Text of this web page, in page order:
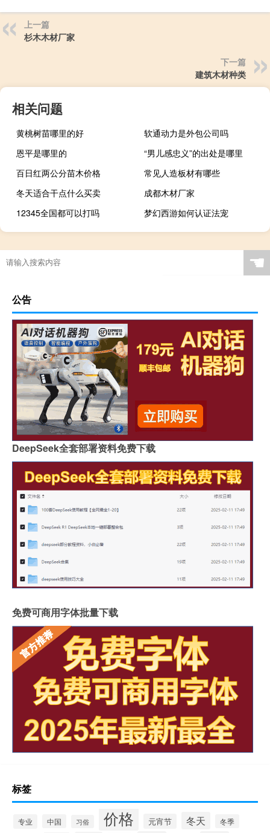
上一篇
杉木木材厂家
下一篇
建筑木材种类
相关问题
黄桃树苗哪里的好
软通动力是外包公司吗
恩平是哪里的
“男儿感忠义”的出处是哪里
百日红两公分苗木价格
常见人造板材有哪些
冬天适合干点什么买卖
成都木材厂家
12345全国都可以打吗
梦幻西游如何认证法宠
☚
公告
DeepSeek全套部署资料免费下载
免费可商用字体批量下载
标签
专业 中国 习俗 价格 元宵节 冬天 冬季